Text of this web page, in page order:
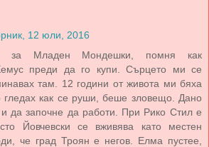
12 юли, 2016
за Младен Мондешки, помня как
преди да го купи. Сърцето ми се
там. 12 години от живота ми бяха
гледах как се руши, беше зловещо. Дано
и да започне да работи. При Рико Стил е
Йовчевски се вживява като местен
че град Троян е негов. Елма пустее,